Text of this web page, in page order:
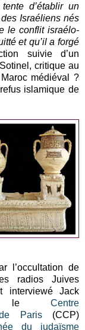
d’établir un
Israéliens nés
le conflit israélo-
et qu’il a forgé
suivie d’un
critique au
médiéval ?
islamique de
l’occultation de
radios Juives
interviewé Jack
le Centre
Paris(CCP)
du judaïsme